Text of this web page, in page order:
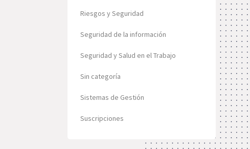
Riesgos y Seguridad
Seguridad de la información
Seguridad y Salud en el Trabajo
Sin categoría
Sistemas de Gestión
Suscripciones